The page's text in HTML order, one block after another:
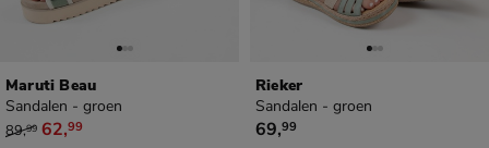
Maruti Beau
Sandalen - groen
van € 89,99 voor € 62,99
89,99 62,99
Rieker
Sandalen - groen
€ 69,99
69,99